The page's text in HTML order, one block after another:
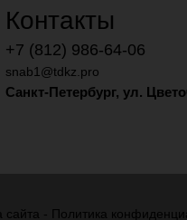
Контакты
+7 (812) 986-64-06
snab1@tdkz.pro
Санкт-Петербург, ул.
сайта - Политика